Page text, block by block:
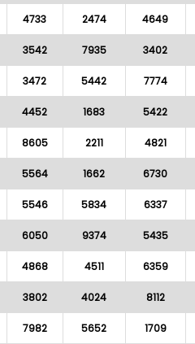
4733 2474 4649
3542 7935 3402
3472 5442 7774
4452 1683 5422
8605 2211 4821
5564 1662 6730
5546 5834 6337
6050 9374 5435
4868 4511 6359
3802 4024 8112
7982 5652 1709